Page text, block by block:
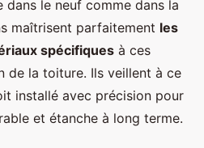
dans le neuf comme dans la
maîtrisent parfaitement les
spécifiques à ces
de la toiture. Ils veillent à ce
installé avec précision pour
et étanche à long terme.